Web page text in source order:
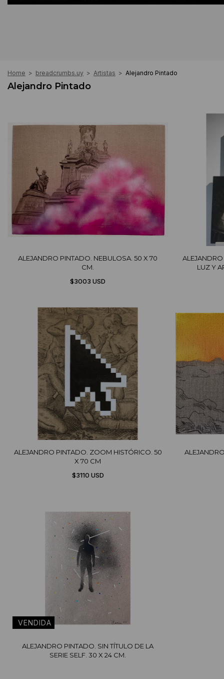
Home > breadcrumbs.uy > Artistas > Alejandro Pintado
Alejandro Pintado
ALEJANDRO PINTADO. NEBULOSA. 50 X 70
CM.
$3003 USD
LUZ Y
ALEJANDRO PINTADO. ZOOM HISTÓRICO. 50
X 70 CM
$3110 USD
ALEJANDRO PINTADO. SIN TÍTULO DE LA
SERIE SELF. 30 X 24 CM.